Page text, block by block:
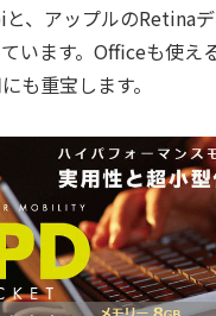
、アップルのRetina
います。Officeも使え
も重宝します。